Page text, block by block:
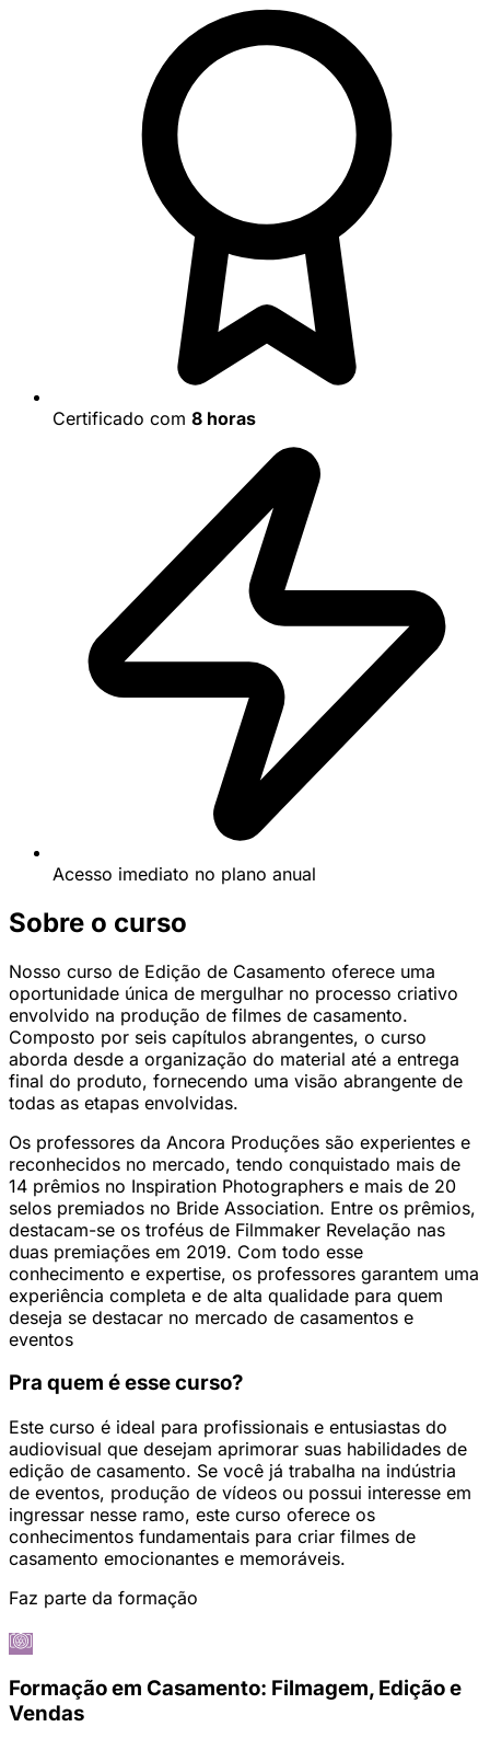
Certificado com 8 horas
Acesso imediato no plano anual
Sobre o curso
Nosso curso de Edição de Casamento oferece uma
oportunidade única de mergulhar no processo criativo
envolvido na produção de filmes de casamento.
Composto por seis capítulos abrangentes, o curso
aborda desde a organização do material até a entrega
final do produto, fornecendo uma visão abrangente de
todas as etapas envolvidas.
Os professores da Ancora Produções são experientes e
reconhecidos no mercado, tendo conquistado mais de
14 prêmios no Inspiration Photographers e mais de 20
selos premiados no Bride Association. Entre os prêmios,
destacam-se os troféus de Filmmaker Revelação nas
duas premiações em 2019. Com todo esse
conhecimento e expertise, os professores garantem uma
experiência completa e de alta qualidade para quem
deseja se destacar no mercado de casamentos e
eventos
Pra quem é esse curso?
Este curso é ideal para profissionais e entusiastas do
audiovisual que desejam aprimorar suas habilidades de
edição de casamento. Se você já trabalha na indústria
de eventos, produção de vídeos ou possui interesse em
ingressar nesse ramo, este curso oferece os
conhecimentos fundamentais para criar filmes de
casamento emocionantes e memoráveis.
Faz parte da formação
Formação em Casamento: Filmagem, Edição e
Vendas